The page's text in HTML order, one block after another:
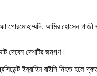
পোরমোহাম্মদি, আমির হোসেন গাজী
দেবেন দেশটির জনগণ।
ইব্রাহিম রাইসি নিহত হলে